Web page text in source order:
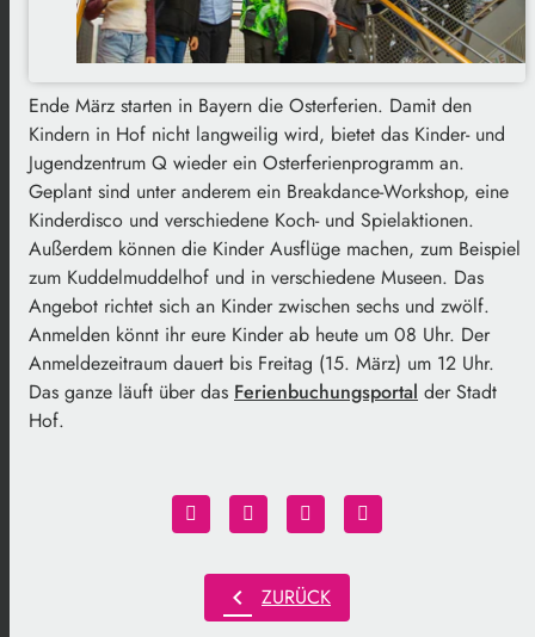
Ende März starten in Bayern die Osterferien. Damit den
Kindern in Hof nicht langweilig wird, bietet das Kinder- und
Jugendzentrum Q wieder ein Osterferienprogramm an.
Geplant sind unter anderem ein Breakdance-Workshop, eine
Kinderdisco und verschiedene Koch- und Spielaktionen.
Außerdem können die Kinder Ausflüge machen, zum Beispiel
zum Kuddelmuddelhof und in verschiedene Museen. Das
Angebot richtet sich an Kinder zwischen sechs und zwölf.
Anmelden könnt ihr eure Kinder ab heute um 08 Uhr. Der
Anmeldezeitraum dauert bis Freitag (15. März) um 12 Uhr.
Das ganze läuft über das Ferienbuchungsportal der Stadt
Hof.
chevron_left ZURÜCK